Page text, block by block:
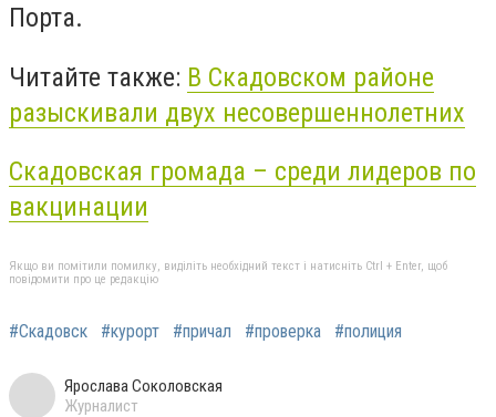
Порта.
Читайте также: В Скадовском районе
разыскивали двух несовершеннолетних
Скадовская громада – среди лидеров по
вакцинации
Якщо ви помітили помилку, виділіть необхідний текст і натисніть Ctrl + Enter, щоб
повідомити про це редакцію
#Скадовск #курорт #причал #проверка #полиция
Ярослава Соколовская
Журналист